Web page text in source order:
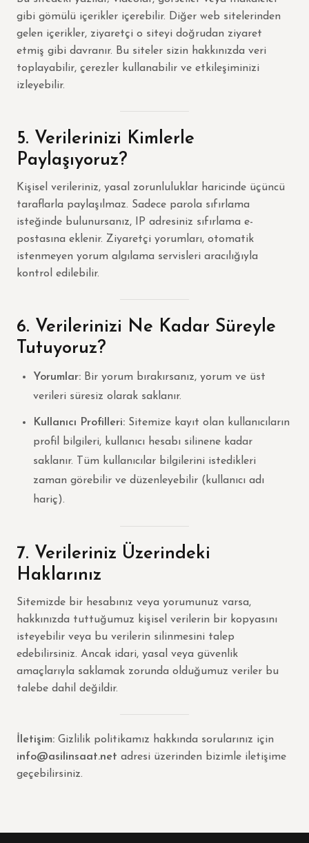
gibi gömülü içerikler içerebilir. Diğer web sitelerinden
gelen içerikler, ziyaretçi o siteyi doğrudan ziyaret
etmiş gibi davranır. Bu siteler sizin hakkınızda veri
toplayabilir, çerezler kullanabilir ve etkileşiminizi
izleyebilir.
5. Verilerinizi Kimlerle
Paylaşıyoruz?
Kişisel verileriniz, yasal zorunluluklar haricinde üçüncü
taraflarla paylaşılmaz. Sadece parola sıfırlama
isteğinde bulunursanız, IP adresiniz sıfırlama e-
postasına eklenir. Ziyaretçi yorumları, otomatik
istenmeyen yorum algılama servisleri aracılığıyla
kontrol edilebilir.
6. Verilerinizi Ne Kadar Süreyle
Tutuyoruz?
Yorumlar: Bir yorum bırakırsanız, yorum ve üst
verileri süresiz olarak saklanır.
Kullanıcı Profilleri: Sitemize kayıt olan kullanıcıların
profil bilgileri, kullanıcı hesabı silinene kadar
saklanır. Tüm kullanıcılar bilgilerini istedikleri
zaman görebilir ve düzenleyebilir (kullanıcı adı
hariç).
7. Verileriniz Üzerindeki
Haklarınız
Sitemizde bir hesabınız veya yorumunuz varsa,
hakkınızda tuttuğumuz kişisel verilerin bir kopyasını
isteyebilir veya bu verilerin silinmesini talep
edebilirsiniz. Ancak idari, yasal veya güvenlik
amaçlarıyla saklamak zorunda olduğumuz veriler bu
talebe dahil değildir.
İletişim: Gizlilik politikamız hakkında sorularınız için
info@asilinsaat.net adresi üzerinden bizimle iletişime
geçebilirsiniz.